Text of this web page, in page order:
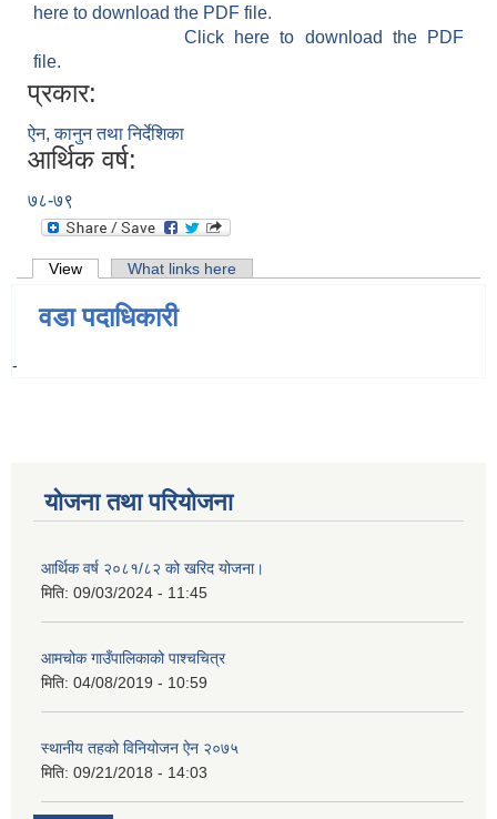
here to download the PDF file.
Click here to download the PDF
file.
प्रकार:
ऐन, कानुन तथा निर्देशिका
आर्थिक वर्ष:
७८-७९
Primary tabs
View (active tab)What links here
वडा पदाधिकारी
-
योजना तथा परियोजना
आर्थिक वर्ष २०८१/८२ को खरिद योजना।
मिति: 09/03/2024 - 11:45
आमचोक गाउँपालिकाको पाश्चचित्र
मिति: 04/08/2019 - 10:59
स्थानीय तहको विनियोजन ऐन २०७५
मिति: 09/21/2018 - 14:03